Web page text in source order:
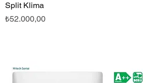
Split Klima
Fiyat
₺52.000,00